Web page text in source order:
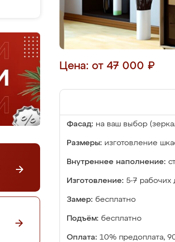
Цена: от 47 000 ₽
Фасад: на ваш выбор
Размеры: изготовление
Внутреннее наполнение:
Изготовление: 5-7 рабочих
Замер: бесплатно
Подъём: бесплатно
Оплата: 10% предоплата,